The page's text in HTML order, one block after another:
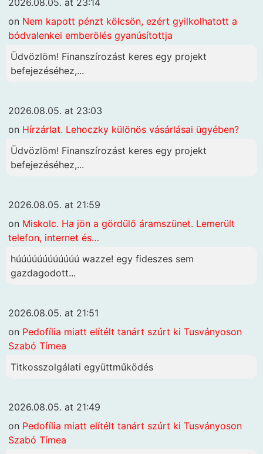
on Nem kapott pénzt kölcsön, ezért gyilkolhatott a
bódvalenkei emberölés gyanúsítottja
Üdvözlöm! Finanszírozást keres egy projekt
befejezéséhez,...
2026.08.05. at 23:03
on Hírzárlat. Lehoczky különös vásárlásai ügyében?
Üdvözlöm! Finanszírozást keres egy projekt
befejezéséhez,...
2026.08.05. at 21:59
on Miskolc. Ha jön a gördülő áramszünet. Lemerült
telefon, internet és…
húúúúúúúúúúúú wazze! egy fideszes sem
gazdagodott...
2026.08.05. at 21:51
on Pedofília miatt elítélt tanárt szúrt ki Tusványoson
Szabó Tímea
Titkosszolgálati együttműködés
2026.08.05. at 21:49
on Pedofília miatt elítélt tanárt szúrt ki Tusványoson
Szabó Tímea